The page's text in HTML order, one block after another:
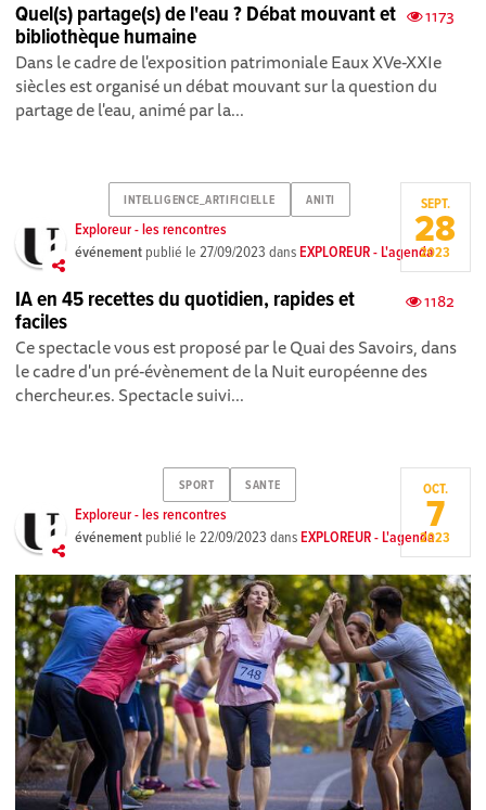
1173
Quel(s) partage(s) de l'eau ? Débat mouvant et
bibliothèque humaine
Dans le cadre de l'exposition patrimoniale Eaux XVe-XXIe
siècles est organisé un débat mouvant sur la question du
partage de l'eau, animé par la...
INTELLIGENCE_ARTIFICIELLE ANITI
Exploreur - les rencontres
événement publié le27/09/2023 dansEXPLOREUR - L'agenda
SEPT.
28
2023
1182
IA en 45 recettes du quotidien, rapides et
faciles
Ce spectacle vous est proposé par le Quai des Savoirs, dans
le cadre d'un pré-évènement de la Nuit européenne des
chercheur.es. Spectacle suivi...
SPORT SANTE
Exploreur - les rencontres
événement publié le22/09/2023 dansEXPLOREUR - L'agenda
OCT.
7
2023